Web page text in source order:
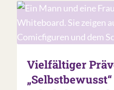
Vielfältiger